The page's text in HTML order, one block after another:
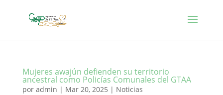
Mujeres awajún defienden su territorio
ancestral como Policías Comunales del GTAA
por admin | Mar 20, 2025 | Noticias